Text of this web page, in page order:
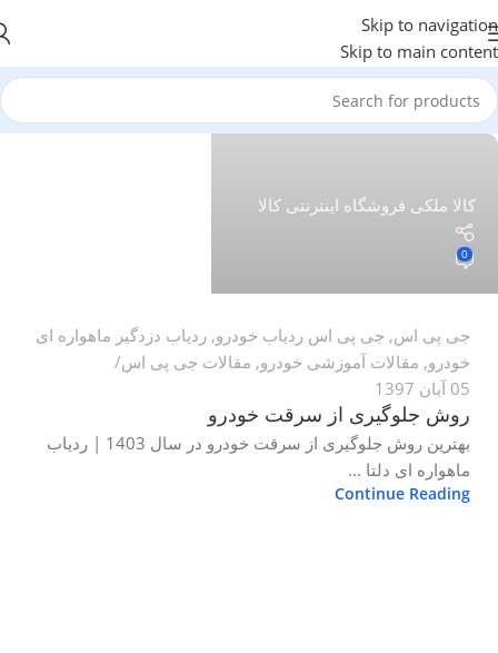
Skip to navigation
Skip to main content
کالا ملکی فروشگاه اینترنتی کالا
0
جی پی اس, جی پی اس ردیاب خودرو, ردیاب دزدگیر ماهواره ای
خودرو, مقالات آموزشی خودرو, مقالات جی پی اس
05 آبان 1397
روش جلوگیری از سرقت خودرو
بهترین روش جلوگیری از سرقت خودرو در سال 1403 | ردیاب
ماهواره ای دلتا ...
Continue Reading